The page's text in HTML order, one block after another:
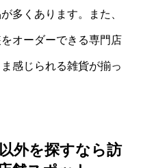
多くあります。また、
オーダーできる専門店
感じられる雑貨が揃っ
外を探すなら訪